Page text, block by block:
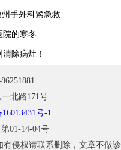
手外科紧急救...
院的寒冬
除病灶！
北路171号
号-1
01-14-04号
侵权请联系删除，文章不做诊